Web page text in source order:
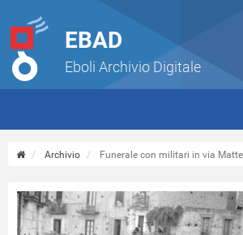
EBAD
Eboli Archivio Digitale
Archivio Funerale con militari in via